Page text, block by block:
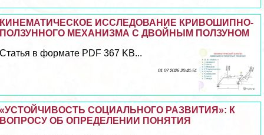
КИНЕМАТИЧЕСКОЕ ИССЛЕДОВАНИЕ КРИВОШИПНО-
ПОЛЗУННОГО МЕХАНИЗМА С ДВОЙНЫМ ПОЛЗУНОМ
Статья в формате PDF 367 KB...
01 07 2026 20:41:51
«УСТОЙЧИВОСТЬ СОЦИАЛЬНОГО РАЗВИТИЯ»: К
ВОПРОСУ ОБ ОПРЕДЕЛЕНИИ ПОНЯТИЯ